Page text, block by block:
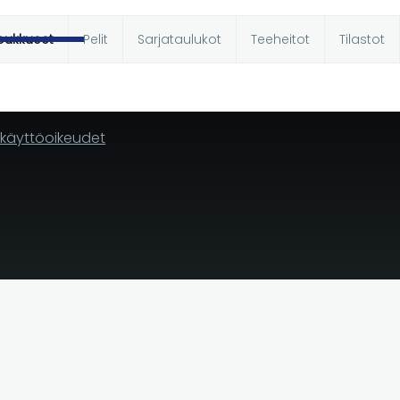
Pelit Sarjataulukot Teeheitot Tilastot